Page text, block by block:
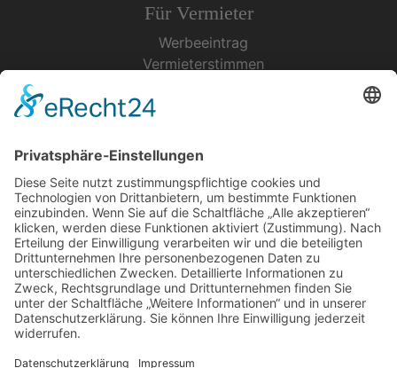
Für Vermieter
Werbeeintrag
Vermieterstimmen
Urlaubsservice
Bücher, Karten & CD's
Ihre Anreise
Wetter
Links
Nutzungsbedingungen
Datenschutz